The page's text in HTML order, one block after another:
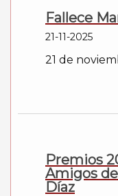
Fallece
21-11-2025
21 de
Premios
Amigos
Díaz